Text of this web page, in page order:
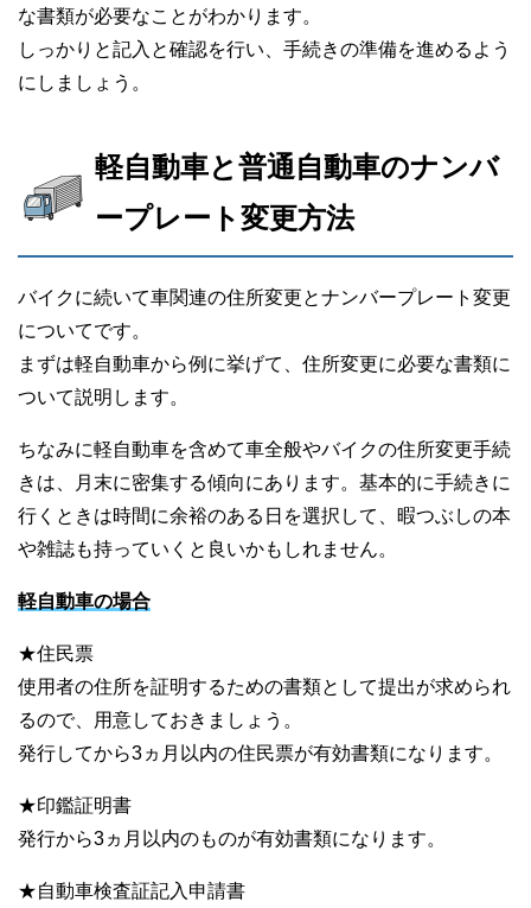
な書類が必要なことがわかります。
しっかりと記入と確認を行い、手続きの準備を進めるよう
にしましょう。
軽自動車と普通自動車のナンバ
ープレート変更方法
バイクに続いて車関連の住所変更とナンバープレート変更
についてです。
まずは軽自動車から例に挙げて、住所変更に必要な書類に
ついて説明します。
ちなみに軽自動車を含めて車全般やバイクの住所変更手続
きは、月末に密集する傾向にあります。基本的に手続きに
行くときは時間に余裕のある日を選択して、暇つぶしの本
や雑誌も持っていくと良いかもしれません。
軽自動車の場合
★住民票
使用者の住所を証明するための書類として提出が求められ
るので、用意しておきましょう。
発行してから3ヵ月以内の住民票が有効書類になります。
★印鑑証明書
発行から3ヵ月以内のものが有効書類になります。
★自動車検査証記入申請書